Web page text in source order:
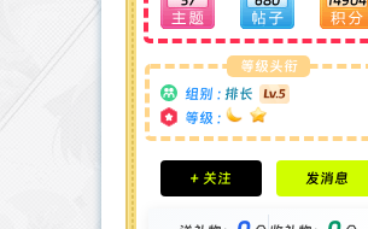
等级头衔
组别 : 排长
等级 :
积分成就
钻石 : 0 颗
+ 关注 发消息